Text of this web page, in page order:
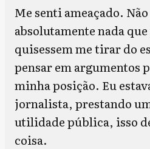
Me senti ameaçado.
absolutamente nada
quisessem me tirar do
pensar em argumentos
minha posição. Eu
jornalista, prestando
utilidade pública, isso
coisa.